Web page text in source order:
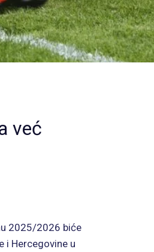
već
2025/2026 biće
i Hercegovine u